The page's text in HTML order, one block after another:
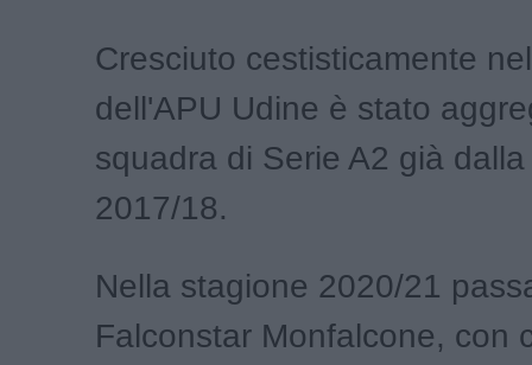
Cresciuto cestisticamente
dell'APU Udine è stato
squadra di Serie A2 già
2017/18.
Nella stagione 2020/21
Falconstar Monfalcone, con